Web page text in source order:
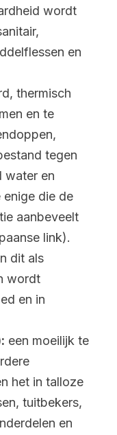
wordt
en
thermisch
en te
tegen
water en
enige die de
aanbeveelt
link).
dit als
wordt
en in
een moeilijk te
het in talloze
tuitbekers,
en